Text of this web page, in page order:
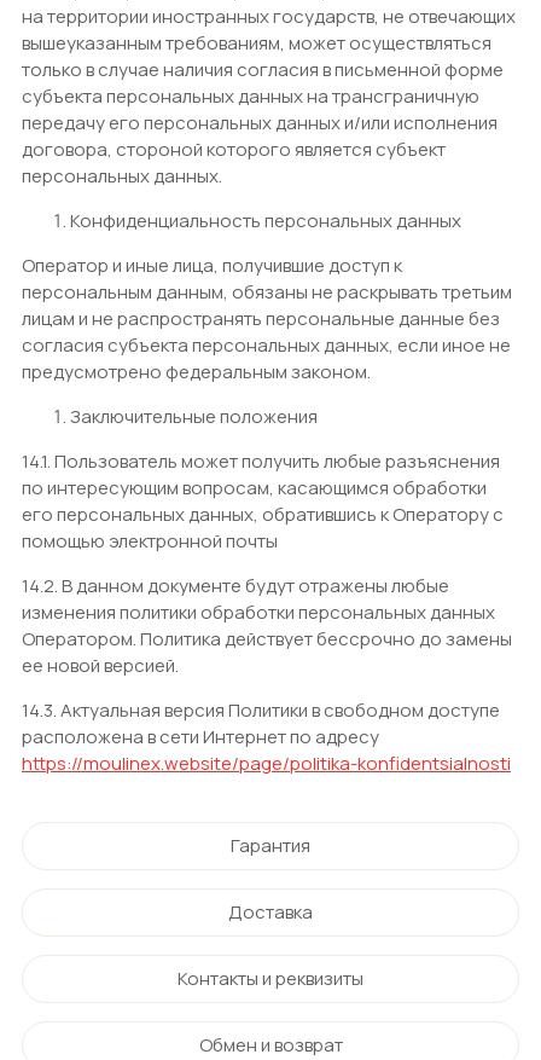
Гарантия
Доставка
Контакты и реквизиты
Обмен и возврат
на территории иностранных государств, не отвечающих
вышеуказанным требованиям, может осуществляться
только в случае наличия согласия в письменной форме
субъекта персональных данных на трансграничную
передачу его персональных данных и/или исполнения
договора, стороной которого является субъект
персональных данных.
Конфиденциальность персональных данных
Оператор и иные лица, получившие доступ к
персональным данным, обязаны не раскрывать третьим
лицам и не распространять персональные данные без
согласия субъекта персональных данных, если иное не
предусмотрено федеральным законом.
Заключительные положения
14.1. Пользователь может получить любые разъяснения
по интересующим вопросам, касающимся обработки
его персональных данных, обратившись к Оператору с
помощью электронной почты
14.2. В данном документе будут отражены любые
изменения политики обработки персональных данных
Оператором. Политика действует бессрочно до замены
ее новой версией.
14.3. Актуальная версия Политики в свободном доступе
расположена в сети Интернет по адресу
https://moulinex.website/page/politika-konfidentsialnosti